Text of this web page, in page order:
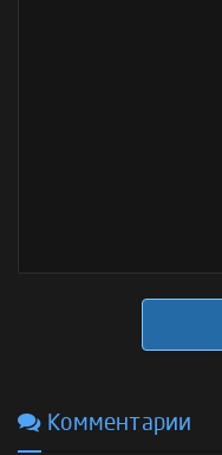
Комментарии